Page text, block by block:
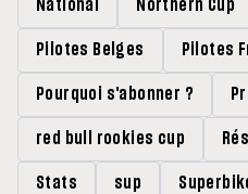
National Northern Cup
Pilotes Belges Pilotes
Pourquoi s'abonner ?
red bull rookies cup
Stats sup